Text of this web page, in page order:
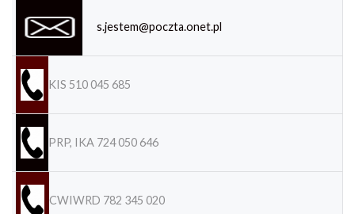
s.jestem@poczta.onet.pl
KIS 510 045 685
PRP, IKA 724 050 646
CWIWRD 782 345 020